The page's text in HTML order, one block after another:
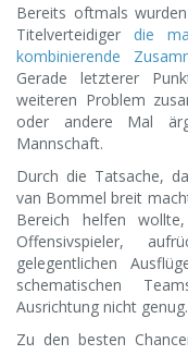
Bereits oftmals
Titelverteidiger die
kombinierende
Gerade letzterer
weiteren Problem
oder andere Mal
Mannschaft.
Durch die Tatsache,
van Bommel breit
Bereich helfen
Offensivspieler,
gelegentlichen
schematischen
Ausrichtung nicht genug.
Zu den besten